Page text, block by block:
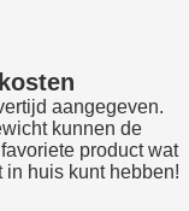
aangegeven.
kunnen de
product wat
huis kunt hebben!